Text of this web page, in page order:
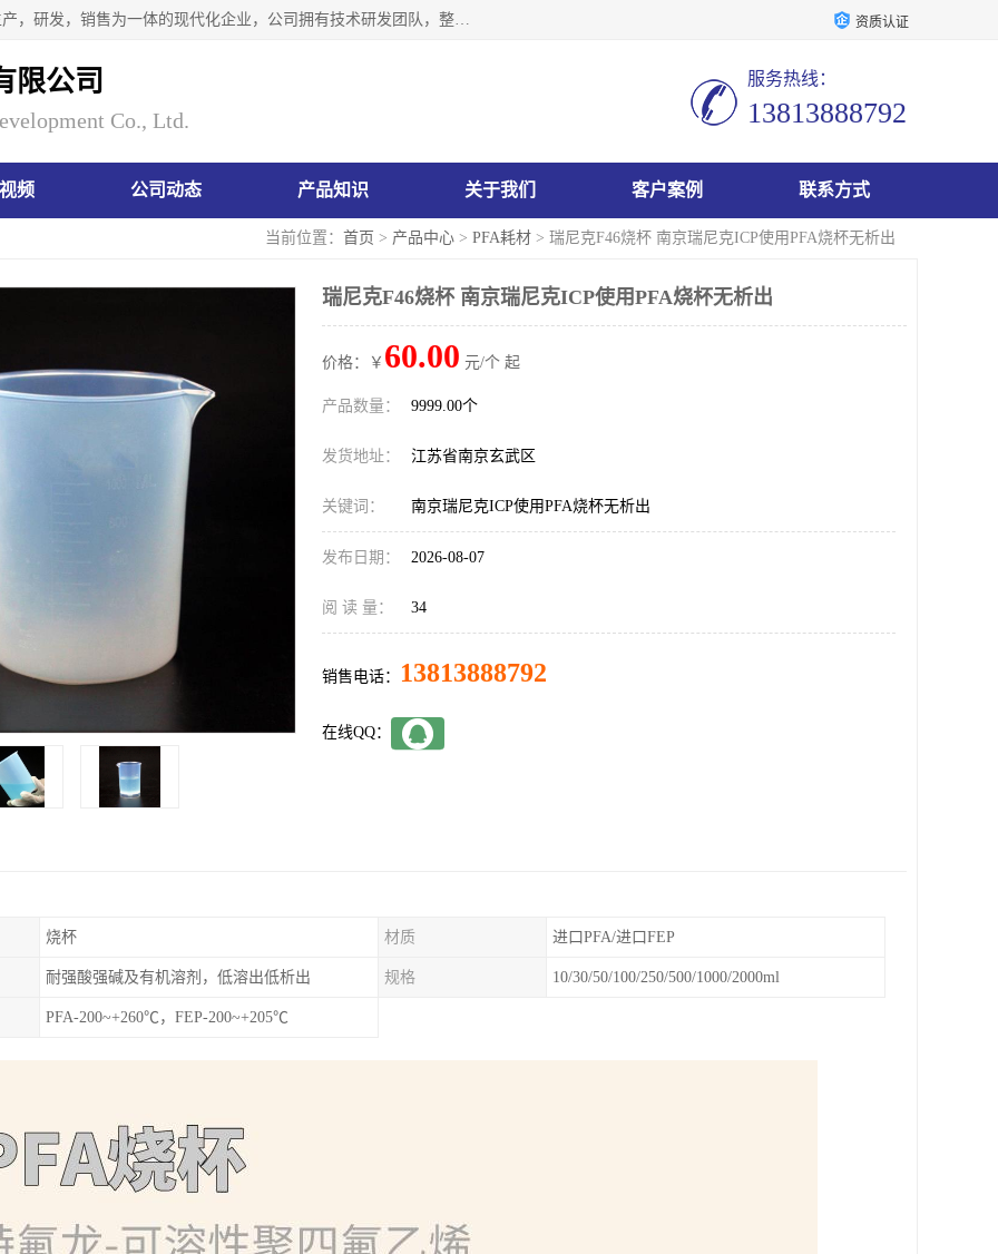
南京瑞尼克科技开发有限公司位于六朝古都南京，是一家集生产，研发，销售为一体的现代化企业，公司拥有技术研发团队，整洁明亮的厂房及的技术仪器设备，技术力量雄厚。公司长久以来一直坚持以生产研发国内完mei的痕量分析器皿为目标，客户满意的实验需求是我们永远的追求。长久以来与客户建立了良好的合作关系，在同行业中建立了自己的信誉与品牌。公司将一如既往的奋进不息，为客户带来为舒心的服务！ 资质认证
限公司
Co., Ltd.
服务热线：
13813888792
频 公司动态 产品知识 关于我们 客户案例 联系方式
当前位置： 首页 > 产品中心 > PFA耗材 > 瑞尼克F46烧杯 南京瑞尼克ICP使用PFA烧杯无析出
瑞尼克F46烧杯 南京瑞尼克ICP使用PFA烧杯无析出
价格：￥ 60.00 元/个 起
产品数量： 9999.00个
发货地址： 江苏省南京玄武区
关键词： 南京瑞尼克ICP使用PFA烧杯无析出
发布日期： 2026-08-07
阅 读 量： 34
销售电话： 13813888792
在线QQ：
烧杯 材质 进口PFA/进口FEP
耐强酸强碱及有机溶剂，低溶出低析出 规格 10/30/50/100/250/500/1000/2000ml
PFA-200~+260℃，FEP-200~+205℃